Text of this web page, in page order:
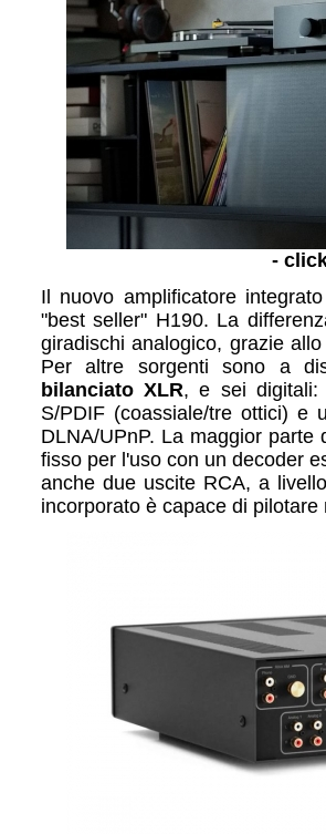
-
Il nuovo amplificatore
"best seller" H190. La
giradischi analogico, grazie
Per altre sorgenti sono a
bilanciato XLR, e sei
S/PDIF (coassiale/tre ottici) e
DLNA/UPnP. La maggior
fisso per l'uso con un decoder
anche due uscite RCA, a
incorporato è capace di